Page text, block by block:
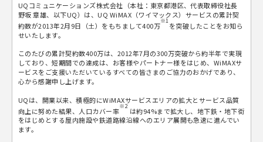
UQコミュニケーションズ株式会社（本社：東京都港区、代表取締役社長
野坂 章雄、以下UQ）は、UQ WiMAX（ワイマックス）サービスの累計契
約数が2013年2月9日（土）をもちまして400万
※1
を突破したことをお知ら
せいたします。
このたびの累計契約数400万は、2012年7月の300万突破から約半年で実現
しており、短期間での達成は、お客様やパートナー様をはじめ、WiMAXサ
ービスをご支援いただいているすべての皆さまのご協力のおかげであり、
心から感謝申し上げます。
UQは、開業以来、積極的にWiMAXサービスエリアの拡大とサービス品質
向上に努めた結果、人口カバー率
※2
は約94%まで拡大し、地下鉄・地下街
をはじめとする屋内施設や鉄道路線沿線へのエリア展開も急速に進んでい
ます。